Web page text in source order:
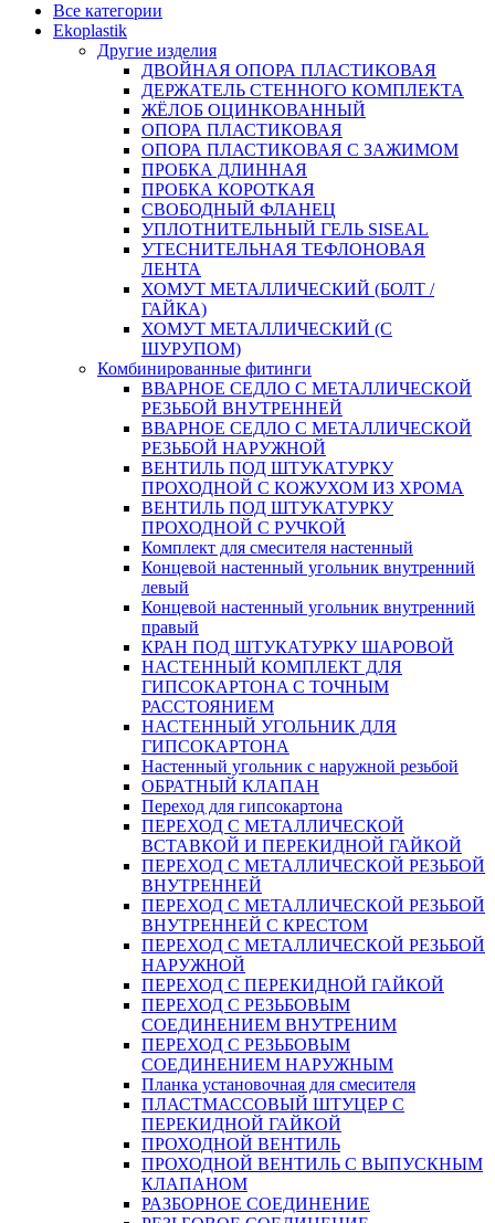
Все категории
Ekoplastik
Другие изделия
ДВОЙНАЯ ОПОРА ПЛАСТИКОВАЯ
ДЕРЖАТЕЛЬ СТЕННОГО КОМПЛЕКТА
ЖЁЛОБ ОЦИНКОВАННЫЙ
ОПОРА ПЛАСТИКОВАЯ
ОПОРА ПЛАСТИКОВАЯ С ЗАЖИМОМ
ПРОБКА ДЛИННАЯ
ПРОБКА КОРОТКАЯ
СВОБОДНЫЙ ФЛАНЕЦ
УПЛОТНИТЕЛЬНЫЙ ГЕЛЬ SISEAL
УТЕСНИТЕЛЬНАЯ ТЕФЛОНОВАЯ
ЛЕНТА
ХОМУТ МЕТАЛЛИЧЕСКИЙ (БОЛТ /
ГАЙКА)
ХОМУТ МЕТАЛЛИЧЕСКИЙ (С
ШУРУПОМ)
Комбинированные фитинги
ВВАРНОЕ СЕДЛО С МЕТАЛЛИЧЕСКОЙ
РЕЗЬБОЙ ВНУТРЕННЕЙ
ВВАРНОЕ СЕДЛО С МЕТАЛЛИЧЕСКОЙ
РЕЗЬБОЙ НАРУЖНОЙ
ВЕНТИЛЬ ПОД ШТУКАТУРКУ
ПРОХОДНОЙ С КОЖУХОМ ИЗ ХРОМА
ВЕНТИЛЬ ПОД ШТУКАТУРКУ
ПРОХОДНОЙ С РУЧКОЙ
Комплект для смесителя настенный
Концевой настенный угольник внутренний
левый
Концевой настенный угольник внутренний
правый
КРАН ПОД ШТУКАТУРКУ ШАРОВОЙ
НАСТЕННЫЙ КОМПЛЕКТ ДЛЯ
ГИПСОКАРТОНA С ТОЧНЫМ
РАССТОЯНИЕМ
НАСТЕННЫЙ УГОЛЬНИК ДЛЯ
ГИПСОКАРТОНА
Настенный угольник с наружной резьбой
ОБРАТНЫЙ КЛАПАН
Переход для гипсокартона
ПЕРЕХОД С МЕТАЛЛИЧЕСКОЙ
ВСТАВКОЙ И ПЕРЕКИДНОЙ ГАЙКОЙ
ПЕРЕХОД С МЕТАЛЛИЧЕСКОЙ РЕЗЬБОЙ
ВНУТРЕННЕЙ
ПЕРЕХОД С МЕТАЛЛИЧЕСКОЙ РЕЗЬБОЙ
ВНУТРЕННЕЙ С КРЕСТОМ
ПЕРЕХОД С МЕТАЛЛИЧЕСКОЙ РЕЗЬБОЙ
НАРУЖНОЙ
ПЕРЕХОД С ПЕРЕКИДНОЙ ГАЙКОЙ
ПЕРЕХОД С РЕЗЬБОВЫМ
СОЕДИНЕНИЕМ ВНУТРЕНИМ
ПЕРЕХОД С РЕЗЬБОВЫМ
СОЕДИНЕНИЕМ НАРУЖНЫМ
Планка установочная для смесителя
ПЛАСТМАССОВЫЙ ШТУЦЕР С
ПЕРЕКИДНОЙ ГАЙКОЙ
ПРОХОДНОЙ ВЕНТИЛЬ
ПРОХОДНОЙ ВЕНТИЛЬ С ВЫПУСКНЫМ
КЛАПАНОМ
РАЗБОРНОЕ СОЕДИНЕНИЕ